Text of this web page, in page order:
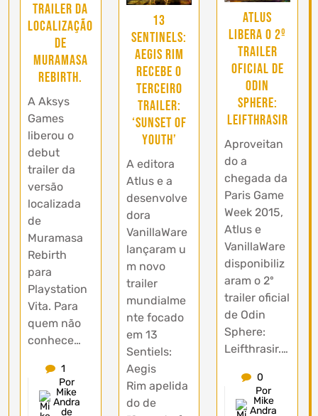
Trailer da
localização
de
Muramasa
Rebirth.
A Aksys
Games
liberou o
debut
trailer da
versão
localizada
de
Muramasa
Rebirth
para
Playstation
Vita. Para
quem não
conhece…
1
Por
Mike
Andra
de
13
Sentinels:
Aegis Rim
recebe o
terceiro
trailer:
‘Sunset of
Youth’
A editora
Atlus e a
desenvolve
dora
VanillaWare
lançaram u
m novo
trailer
mundialme
nte focado
em 13
Sentiels:
Aegis
Rim apelida
do de
Atlus
libera o 2º
trailer
oficial de
Odin
Sphere:
Leifthrasir
Aproveitan
do a
chegada da
Paris Game
Week 2015,
Atlus e
VanillaWare
disponibiliz
aram o 2º
trailer oficial
de Odin
Sphere:
Leifthrasir.…
0
Por
Mike
Andra